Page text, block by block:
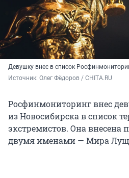
Девушку внес в список
Источник: Олег Фёдоров / CHITA.RU
Росфинмониторинг внес
из Новосибирска в список
экстремистов. Она внесена
двумя именами — Мира